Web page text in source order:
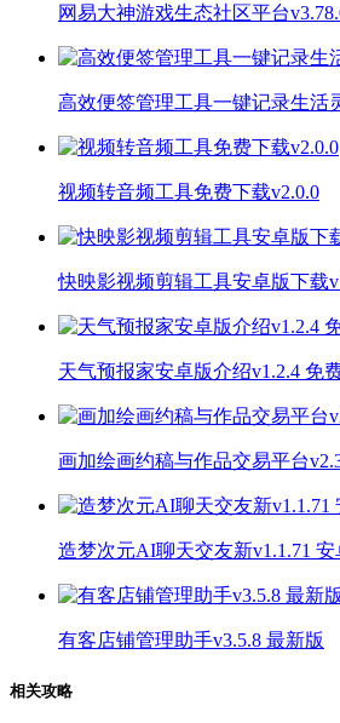
网易大神游戏生态社区平台
高效便签管理工具一键记录生活
视频转音频工具免费下载v2.0.0
快映影视频剪辑工具安卓版下载
天气预报家安卓版介绍v1.2.4 免
画加绘画约稿与作品交易平台
造梦次元AI聊天交友新v1.1.71 安
有客店铺管理助手v3.5.8 最新版
相关攻略